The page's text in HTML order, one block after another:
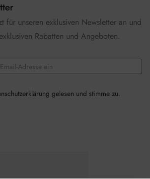
für unseren exklusiven Newsletter an und
Rabatten und Angeboten.
gelesen und stimme zu.